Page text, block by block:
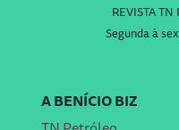
REVISTA TN
Segunda à
A BENÍCIO BIZ